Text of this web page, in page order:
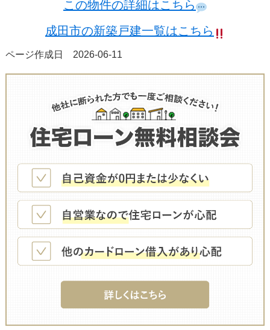
この物件の詳細はこちら
成田市の新築戸建一覧はこちら
ページ作成日 2026-06-11